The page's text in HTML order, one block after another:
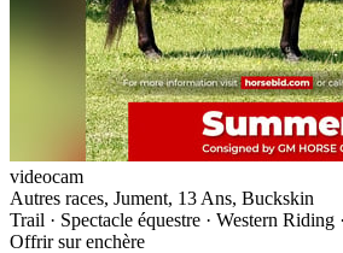
videocam
Autres races, Jument, 13 Ans, Buckskin
Trail · Spectacle équestre · Western Riding
Offrir sur enchère